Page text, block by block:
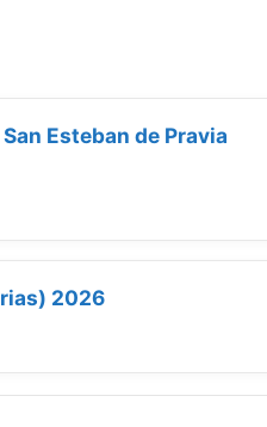
Esteban de Pravia
2026